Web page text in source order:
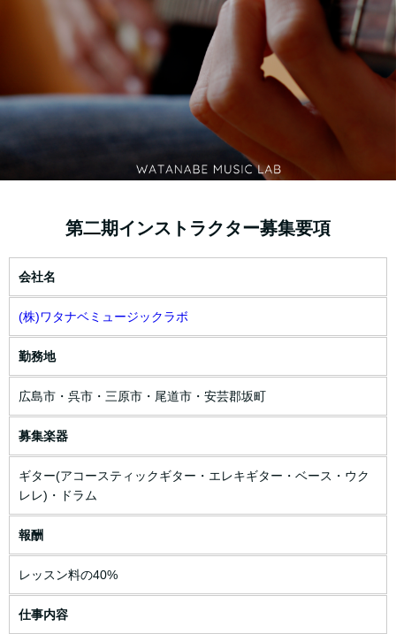
第二期インストラクター募集要項
会社名
(株)ワタナベミュージックラボ
勤務地
広島市・呉市・三原市・尾道市・安芸郡坂町
募集楽器
ギター(アコースティックギター・エレキギター・ベース・ウク
レレ)・ドラム
報酬
レッスン料の40%
仕事内容